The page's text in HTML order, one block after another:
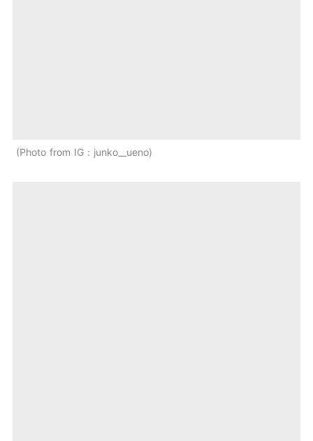
Photo from IG：junko__ueno